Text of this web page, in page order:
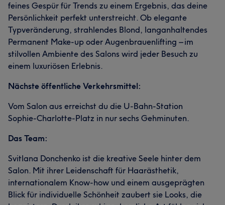
feines Gespür für Trends zu einem Ergebnis, das deine
Persönlichkeit perfekt unterstreicht. Ob elegante
Typveränderung, strahlendes Blond, langanhaltendes
Permanent Make-up oder Augenbrauenlifting – im
stilvollen Ambiente des Salons wird jeder Besuch zu
einem luxuriösen Erlebnis.
Nächste öffentliche Verkehrsmittel:
Vom Salon aus erreichst du die U-Bahn-Station
Sophie-Charlotte-Platz in nur sechs Gehminuten.
Das Team:
Svitlana Donchenko ist die kreative Seele hinter dem
Salon. Mit ihrer Leidenschaft für Haarästhetik,
internationalem Know-how und einem ausgeprägten
Blick für individuelle Schönheit zaubert sie Looks, die